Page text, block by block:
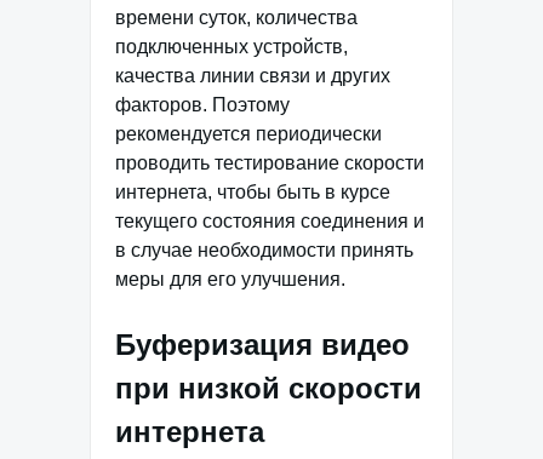
времени суток, количества
подключенных устройств,
качества линии связи и других
факторов. Поэтому
рекомендуется периодически
проводить тестирование скорости
интернета, чтобы быть в курсе
текущего состояния соединения и
в случае необходимости принять
меры для его улучшения.
Буферизация видео
при низкой скорости
интернета